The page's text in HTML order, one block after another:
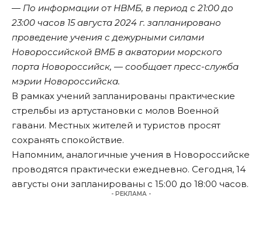
— По информации от НВМБ, в период с 21:00 до
23:00 часов 15 августа 2024 г. запланировано
проведение учения с дежурными силами
Новороссийской ВМБ в акватории морского
порта Новороссийск, — сообщает пресс-служба
мэрии Новороссийска.
В рамках учений запланированы практические
стрельбы из артустановки с молов Военной
гавани. Местных жителей и туристов просят
сохранять спокойствие.
Напомним, аналогичные учения в Новороссийске
проводятся практически ежедневно. Сегодня, 14
августы они запланированы с 15:00 до 18:00 часов.
- РЕКЛАМА -